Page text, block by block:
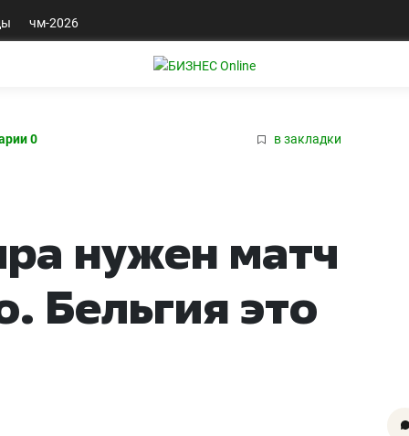
чм-2026
0 в закладки
нужен матч
Бельгия это